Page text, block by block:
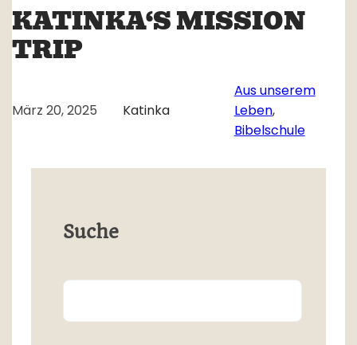
KATINKA‘S MISSION
TRIP
März 20, 2025 Katinka
Aus unserem
Leben,
Bibelschule
Suche
Search